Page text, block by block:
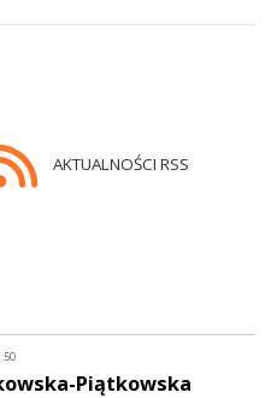
AKTUALNOŚCI RSS
Piątkowska